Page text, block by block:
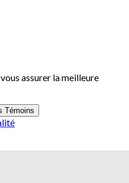
assurer la meilleure
Témoins